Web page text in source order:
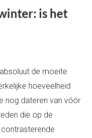
is het
de moeite
hoeveelheid
nog dateren van vóór
die op de
contrasterende